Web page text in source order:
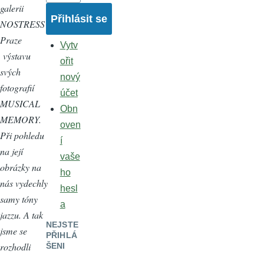
galerii
NOSTRESS v
Praze
výstavu
svých
fotografií
MUSICAL
MEMORY.
Při pohledu
na její
obrázky na
nás vydechly
samy tóny
jazzu. A tak
jsme se
rozhodli
Vytv
ořit
nový
účet
Obn
oven
í
vaše
ho
hesl
a
NEJSTE
PŘIHLÁ
ŠENI